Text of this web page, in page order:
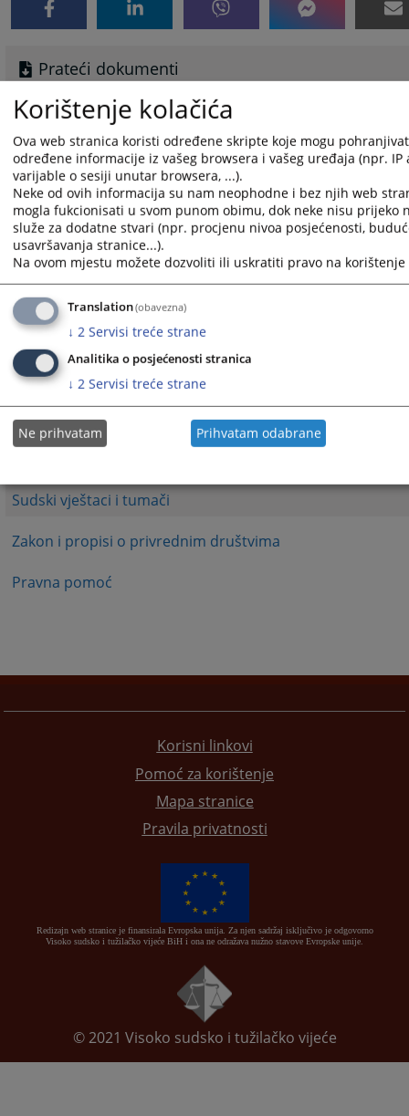
Podnošenje pritužbi
Sudske takse
Sudski vještaci i tumači
Zakon i propisi o privrednim društvima
Pravna pomoć
Prateći dokumenti
Jedinstvena lista vještaka po oblastima_275238064
POVJERLJIVI SAVJETNICI
Sudski tumači
Korisni linkovi
Pomoć za korištenje
Mapa stranice
Pravila privatnosti
Redizajn web stranice je finansirala Evropska unija. Za njen sadržaj isključivo je odgovorno
Visoko sudsko i tužilačko vijeće BiH i ona ne odražava nužno stavove Evropske unije.
© 2021 Visoko sudsko i tužilačko vijeće
Korištenje kolačića
Ova web stranica koristi određene skripte koje mogu
određene informacije iz vašeg browsera i vašeg uređaja (npr. IP
varijable o sesiji unutar browsera, ...).
Neke od ovih informacija su nam neophodne i bez njih web
mogla fukcionisati u svom punom obimu, dok neke nisu prijeko
služe za dodatne stvari (npr. procjenu nivoa posjećenosti,
usavršavanja stranice...).
Na ovom mjestu možete dozvoliti ili uskratiti pravo na
Translation(obavezna)
↓ 2 Servisi treće strane
Analitika o posjećenosti stranica
↓ 2 Servisi treće strane
Ne prihvatam Prihvatam odabrane